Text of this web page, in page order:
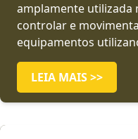
amplamente utilizada
controlar e
equipamentos
LEIA MAIS >>